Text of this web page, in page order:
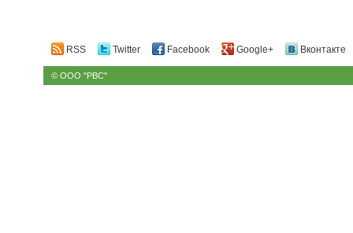
RSS Twitter Facebook Google+ Вконтакте
© ООО "РВС"